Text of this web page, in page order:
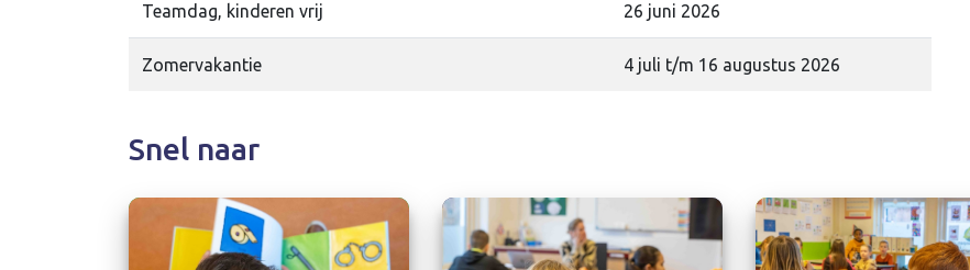
Teamdag, kinderen vrij 26 juni 2026
Zomervakantie 4 juli t/m 16 augustus 2026
Snel naar